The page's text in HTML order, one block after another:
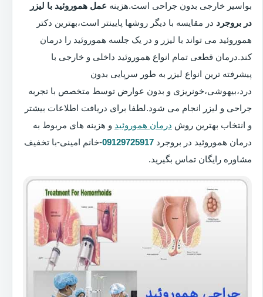
بواسیر خارجی بدون جراحی است.هزینه عمل هموروئید با لیزر
در بروجرد در مقایسه با دیگر روشها پایینتر است،بهترین دکتر
هموروئید می تواند با لیزر و در یک جلسه هموروئید را درمان
کند.درمان قطعی تمام انواع هموروئید داخلی و خارجی با
پیشرفته ترین انواع لیزر به طور سرپایی بدون
درد،بیهوشی،خونریزی و بدون عوارض توسط متخصص با تجربه
جراحی و لیزر انجام می شود.لطفا برای دریافت اطلاعات بیشتر
و انتخاب بهترین روش درمان هموروئید و هزینه های مربوط به
درمان هموروئید در بروجرد 09129725917-خانم امینی-با تخفیف
مشاوره رایگان تماس بگیرید.